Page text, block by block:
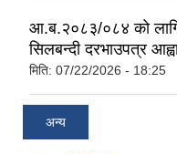
आ.ब.२०८३/०८४ को
सिलबन्दी दरभाउपत्र
मिति: 07/22/2026 - 18:25
अन्य